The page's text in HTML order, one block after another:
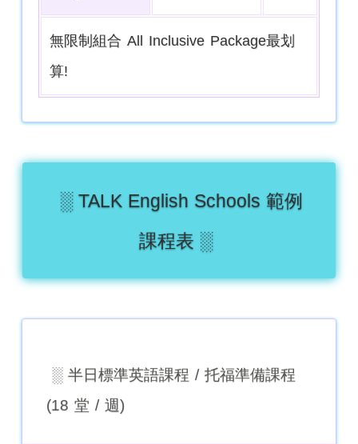
無限制組合 All Inclusive Package最划
算!
░ TALK English Schools 範例
課程表 ░
░ 半日標準英語課程 / 托福準備課程
(18 堂 / 週)